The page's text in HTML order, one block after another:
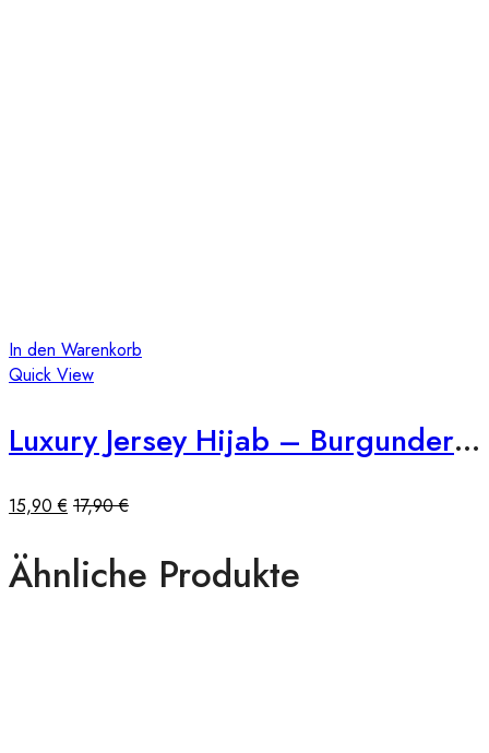
In den Warenkorb
Quick View
Luxury Jersey Hijab – Burgunderrot
15,90€ 17,90€
Ähnliche Produkte